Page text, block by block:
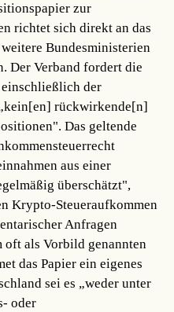
zur
richtet sich direkt an das
Bundesministerien
Der Verband fordert die
einschließlich der
rückwirkende[n]
Das geltende
aus einer
überschätzt",
Krypto-Steueraufkommen
Anfragen
als Vorbild genannten
das Papier ein eigenes
sei es „weder unter
oder